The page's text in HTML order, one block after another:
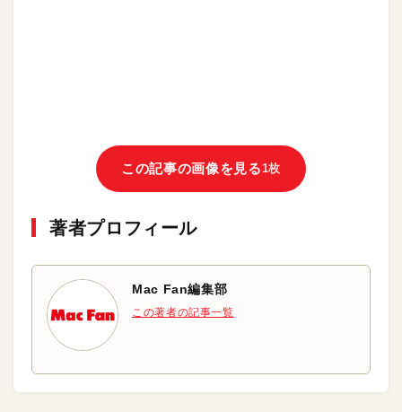
この記事の画像を見る1枚
著者プロフィール
Mac Fan編集部
この著者の記事一覧